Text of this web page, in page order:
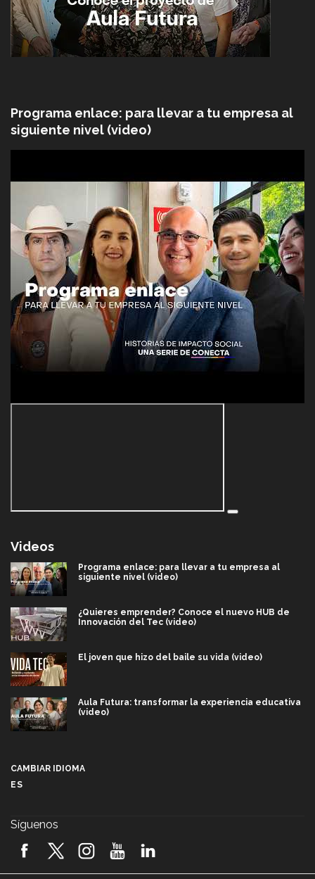
Programa enlace: para llevar a tu empresa al
siguiente nivel (video)
Videos
Programa enlace: para llevar a tu empresa al
siguiente nivel (video)
¿Quieres emprender? Conoce el nuevo HUB de
Innovación del Tec (video)
El joven que hizo del baile su vida (video)
Aula Futura: transformar la experiencia educativa
(video)
2026! (video)
CAMBIAR IDIOMA
ES
Síguenos